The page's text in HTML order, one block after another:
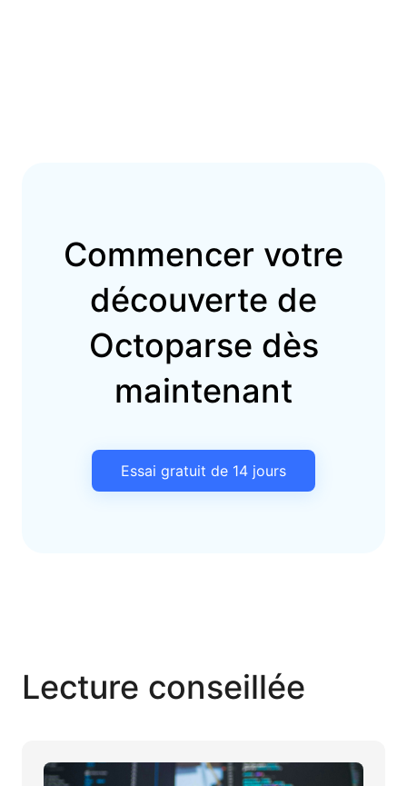
Commencer votre
découverte de
Octoparse dès
maintenant
Essai gratuit de 14 jours
Lecture conseillée